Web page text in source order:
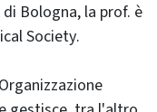
Bologna, la prof. è
Society.